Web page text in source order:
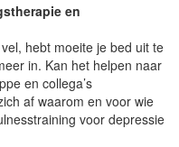
en
hebt moeite je bed uit te
in. Kan het helpen naar
en collega’s
af waarom en voor wie
voor depressie